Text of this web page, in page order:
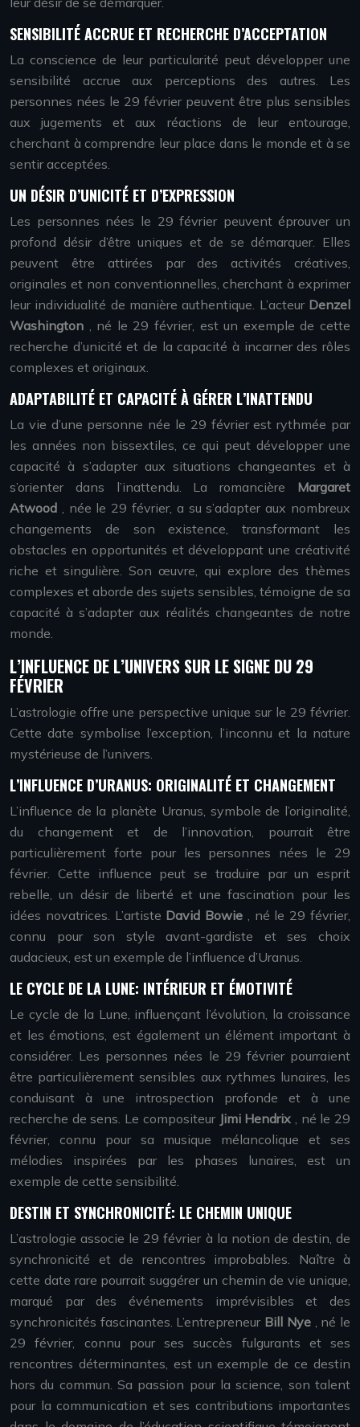
SENSIBILITÉ ACCRUE ET RECHERCHE D’ACCEPTATION
La conscience de leur particularité peut développer une
sensibilité accrue aux perceptions des autres. Les
personnes nées le 29 février peuvent être plus sensibles
aux jugements et aux réactions de leur entourage,
cherchant à comprendre leur place dans le monde et à se
sentir acceptées.
UN DÉSIR D’UNICITÉ ET D’EXPRESSION
Les personnes nées le 29 février peuvent éprouver un
profond désir d’être uniques et de se démarquer. Elles
peuvent être attirées par des activités créatives,
originales et non conventionnelles, cherchant à exprimer
leur individualité de manière authentique. L’acteur Denzel
Washington , né le 29 février, est un exemple de cette
recherche d’unicité et de la capacité à incarner des rôles
complexes et originaux.
ADAPTABILITÉ ET CAPACITÉ À GÉRER L’INATTENDU
La vie d’une personne née le 29 février est rythmée par
les années non bissextiles, ce qui peut développer une
capacité à s’adapter aux situations changeantes et à
s’orienter dans l’inattendu. La romancière Margaret
Atwood , née le 29 février, a su s’adapter aux nombreux
changements de son existence, transformant les
obstacles en opportunités et développant une créativité
riche et singulière. Son œuvre, qui explore des thèmes
complexes et aborde des sujets sensibles, témoigne de sa
capacité à s’adapter aux réalités changeantes de notre
monde.
L’INFLUENCE DE L’UNIVERS SUR LE SIGNE DU 29
FÉVRIER
L’astrologie offre une perspective unique sur le 29 février.
Cette date symbolise l’exception, l’inconnu et la nature
mystérieuse de l’univers.
L’INFLUENCE D’URANUS: ORIGINALITÉ ET CHANGEMENT
L’influence de la planète Uranus, symbole de l’originalité,
du changement et de l’innovation, pourrait être
particulièrement forte pour les personnes nées le 29
février. Cette influence peut se traduire par un esprit
rebelle, un désir de liberté et une fascination pour les
idées novatrices. L’artiste David Bowie , né le 29 février,
connu pour son style avant-gardiste et ses choix
audacieux, est un exemple de l’influence d’Uranus.
LE CYCLE DE LA LUNE: INTÉRIEUR ET ÉMOTIVITÉ
Le cycle de la Lune, influençant l’évolution, la croissance
et les émotions, est également un élément important à
considérer. Les personnes nées le 29 février pourraient
être particulièrement sensibles aux rythmes lunaires, les
conduisant à une introspection profonde et à une
recherche de sens. Le compositeur Jimi Hendrix , né le 29
février, connu pour sa musique mélancolique et ses
mélodies inspirées par les phases lunaires, est un
exemple de cette sensibilité.
DESTIN ET SYNCHRONICITÉ: LE CHEMIN UNIQUE
L’astrologie associe le 29 février à la notion de destin, de
synchronicité et de rencontres improbables. Naître à
cette date rare pourrait suggérer un chemin de vie unique,
marqué par des événements imprévisibles et des
synchronicités fascinantes. L’entrepreneur Bill Nye , né le
29 février, connu pour ses succès fulgurants et ses
rencontres déterminantes, est un exemple de ce destin
hors du commun. Sa passion pour la science, son talent
pour la communication et ses contributions importantes